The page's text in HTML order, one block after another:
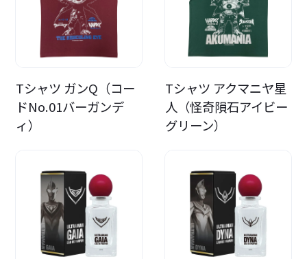
Tシャツ ガンQ（コー
ドNo.01バーガンデ
ィ）
Tシャツ アクマニヤ星
人（怪奇隕石アイビー
グリーン）